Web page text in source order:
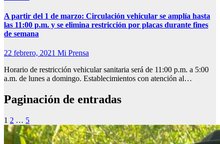
A partir del 1 de marzo: Circulación vehicular se amplía hasta
las 11:00 p.m. y se elimina restricción por placas durante fines
de semana
22 febrero, 2021 Mi Prensa
Horario de restricción vehicular sanitaria será de 11:00 p.m. a 5:00
a.m. de lunes a domingo. Establecimientos con atención al…
Paginación de entradas
1 2 … 5